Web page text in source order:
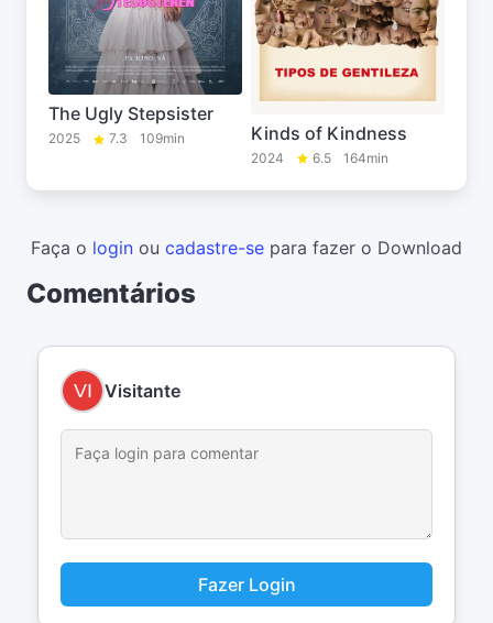
The Ugly Stepsister
2025 7.3 109min Kinds of Kindness
2024 6.5 164min
Faça o login ou cadastre-se para fazer o Download
Comentários
Visitante
Fazer Login